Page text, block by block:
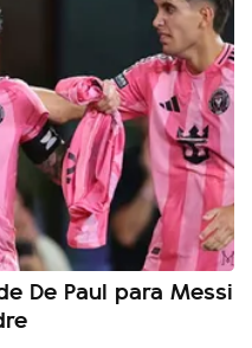
De Paul para Messi